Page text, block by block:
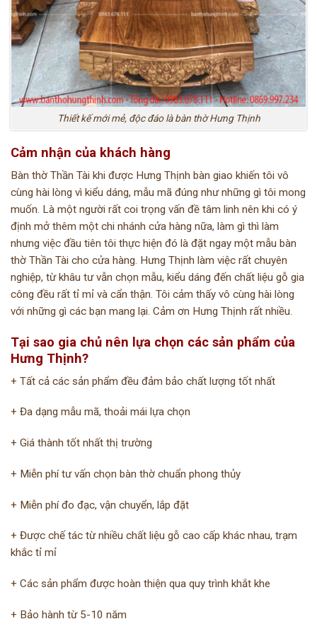
Thiết kế mới mẻ, độc đáo là bàn thờ Hưng Thịnh
Cảm nhận của khách hàng
Bàn thờ Thần Tài khi được Hưng Thịnh bàn giao khiến tôi vô
cùng hài lòng vì kiểu dáng, mẫu mã đúng như những gì tôi mong
muốn. Là một người rất coi trọng vấn đề tâm linh nên khi có ý
định mở thêm một chi nhánh cửa hàng nữa, làm gì thì làm
nhưng việc đầu tiên tôi thực hiện đó là đặt ngay một mẫu bàn
thờ Thần Tài cho cửa hàng. Hưng Thịnh làm việc rất chuyên
nghiệp, từ khâu tư vẫn chọn mẫu, kiểu dáng đến chất liệu gỗ gia
công đều rất tỉ mỉ và cẩn thận. Tôi cảm thấy vô cùng hài lòng
với những gì các bạn mang lại. Cảm ơn Hưng Thịnh rất nhiều.
Tại sao gia chủ nên lựa chọn các sản phẩm của
Hưng Thịnh?
+ Tất cả các sản phẩm đều đảm bảo chất lượng tốt nhất ️
+ Đa dạng mẫu mã, thoải mái lựa chọn ️
+ Giá thành tốt nhất thị trường ️
+ Miễn phí tư vấn chọn bàn thờ chuẩn phong thủy ️
+ Miễn phí đo đạc, vận chuyển, lắp đặt ️
+ Được chế tác từ nhiều chất liệu gỗ cao cấp khác nhau, trạm
khắc tỉ mỉ ️
+ Các sản phẩm được hoàn thiện qua quy trình khắt khe ️
+ Bảo hành từ 5-10 năm